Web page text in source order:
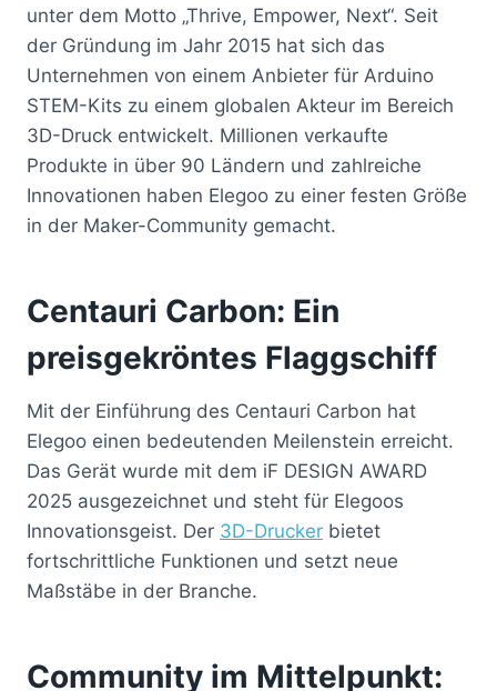
unter dem Motto „Thrive, Empower, Next“. Seit
der Gründung im Jahr 2015 hat sich das
Unternehmen von einem Anbieter für Arduino
STEM-Kits zu einem globalen Akteur im Bereich
3D-Druck entwickelt. Millionen verkaufte
Produkte in über 90 Ländern und zahlreiche
Innovationen haben Elegoo zu einer festen Größe
in der Maker-Community gemacht.
Centauri Carbon: Ein
preisgekröntes Flaggschiff
Mit der Einführung des Centauri Carbon hat
Elegoo einen bedeutenden Meilenstein erreicht.
Das Gerät wurde mit dem iF DESIGN AWARD
2025 ausgezeichnet und steht für Elegoos
Innovationsgeist. Der 3D-Drucker bietet
fortschrittliche Funktionen und setzt neue
Maßstäbe in der Branche.
Community im Mittelpunkt: